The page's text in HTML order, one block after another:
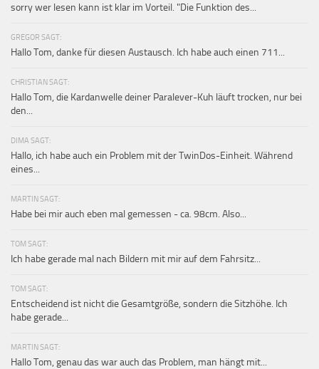
sorry wer lesen kann ist klar im Vorteil. "Die Funktion des...
GREGOR SAGT:
Hallo Tom, danke für diesen Austausch. Ich habe auch einen 711...
CHRISTIAN SAGT:
Hallo Tom, die Kardanwelle deiner Paralever-Kuh läuft trocken, nur bei
den...
DIMA SAGT:
Hallo, ich habe auch ein Problem mit der TwinDos-Einheit. Während
eines...
MARTIN SAGT:
Habe bei mir auch eben mal gemessen - ca. 98cm. Also...
TOM SAGT:
Ich habe gerade mal nach Bildern mit mir auf dem Fahrsitz...
TOM SAGT:
Entscheidend ist nicht die Gesamtgröße, sondern die Sitzhöhe. Ich
habe gerade...
MARTIN SAGT:
Hallo Tom, genau das war auch das Problem, man hängt mit...